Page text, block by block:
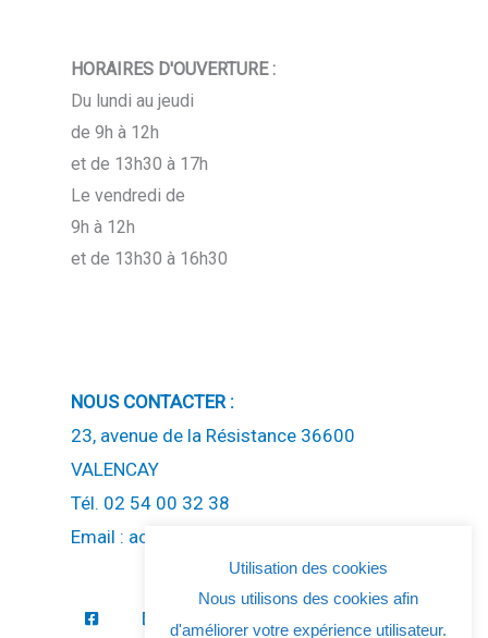
HORAIRES D'OUVERTURE :
Du lundi au jeudi
de 9h à 12h
et de 13h30 à 17h
Le vendredi de
9h à 12h
et de 13h30 à 16h30
NOUS CONTACTER :
23, avenue de la Résistance 36600
VALENCAY
Tél. 02 54 00 32 38
Email : accueil(at)ccev.fr
Utilisation des cookies
Nous utilisons des cookies afin
d'améliorer votre expérience utilisateur.